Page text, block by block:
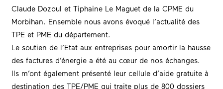
Claude Dozoul et Tiphaine Le Maguet de la CPME du
Morbihan. Ensemble nous avons évoqué l’actualité des
TPE et PME du département.
Le soutien de l’Etat aux entreprises pour amortir la hausse
des factures d’énergie a été au cœur de nos échanges.
Ils m’ont également présenté leur cellule d’aide gratuite à
destination des TPE/PME qui traite plus de 800 dossiers